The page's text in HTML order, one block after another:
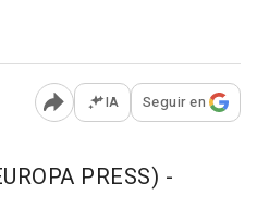
Abrir opciones para
IA Seguir en
PRESS) -